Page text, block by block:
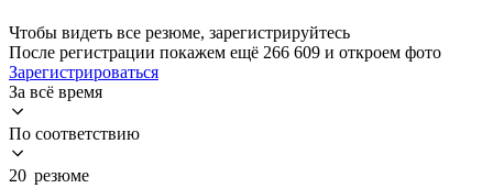
Чтобы видеть все резюме, зарегистрируйтесь
После регистрации покажем ещё 266 609 и откроем фото
Зарегистрироваться
За всё время
По соответствию
20 резюме